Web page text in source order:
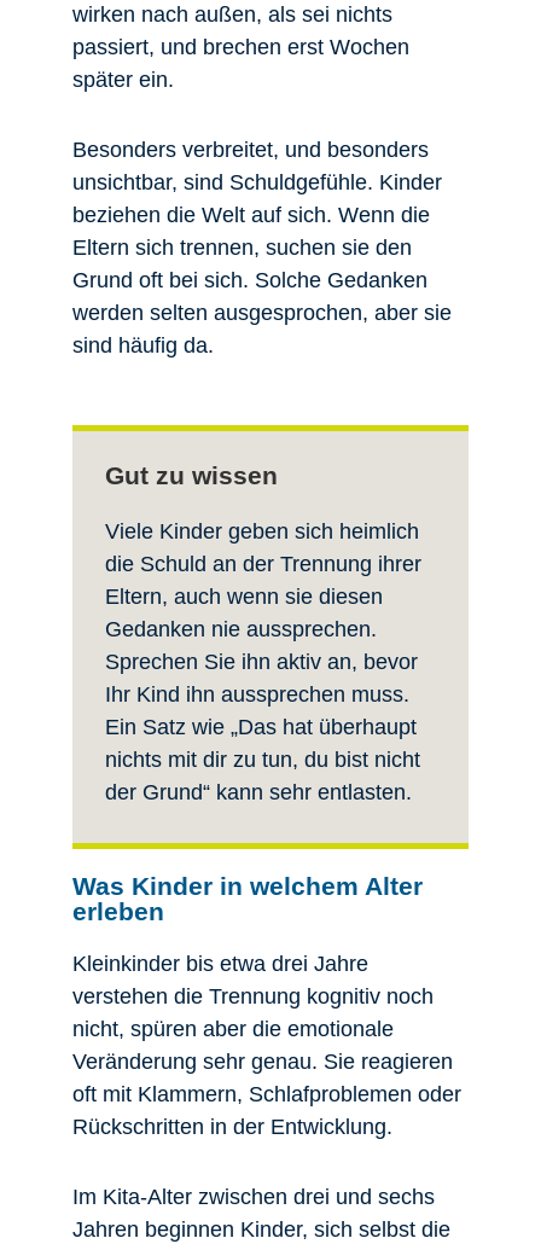
wirken nach außen, als sei nichts
passiert, und brechen erst Wochen
später ein.
Besonders verbreitet, und besonders
unsichtbar, sind Schuldgefühle. Kinder
beziehen die Welt auf sich. Wenn die
Eltern sich trennen, suchen sie den
Grund oft bei sich. Solche Gedanken
werden selten ausgesprochen, aber sie
sind häufig da.
Gut zu wissen
Viele Kinder geben sich heimlich
die Schuld an der Trennung ihrer
Eltern, auch wenn sie diesen
Gedanken nie aussprechen.
Sprechen Sie ihn aktiv an, bevor
Ihr Kind ihn aussprechen muss.
Ein Satz wie „Das hat überhaupt
nichts mit dir zu tun, du bist nicht
der Grund“ kann sehr entlasten.
Was Kinder in welchem Alter
erleben
Kleinkinder bis etwa drei Jahre
verstehen die Trennung kognitiv noch
nicht, spüren aber die emotionale
Veränderung sehr genau. Sie reagieren
oft mit Klammern, Schlafproblemen oder
Rückschritten in der Entwicklung.
Im Kita-Alter zwischen drei und sechs
Jahren beginnen Kinder, sich selbst die